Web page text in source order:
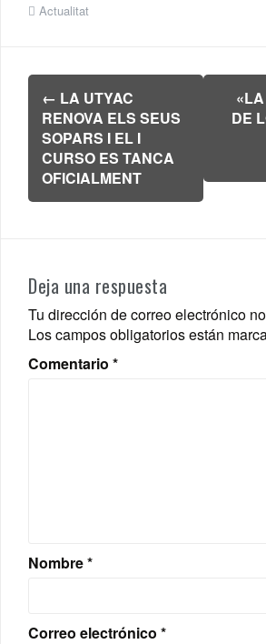
Actualitat
Navegación
de
entradas
← LA UTYAC
RENOVA ELS SEUS
SOPARS I EL I
CURSO ES TANCA
OFICIALMENT
DE
Deja una respuesta
Tu dirección de correo electrónico
Los campos obligatorios están
Comentario *
Nombre*
Correo electrónico *